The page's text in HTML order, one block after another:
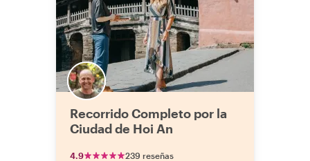
Recorrido Completo por la
Ciudad de Hoi An
4.9 239 reseñas